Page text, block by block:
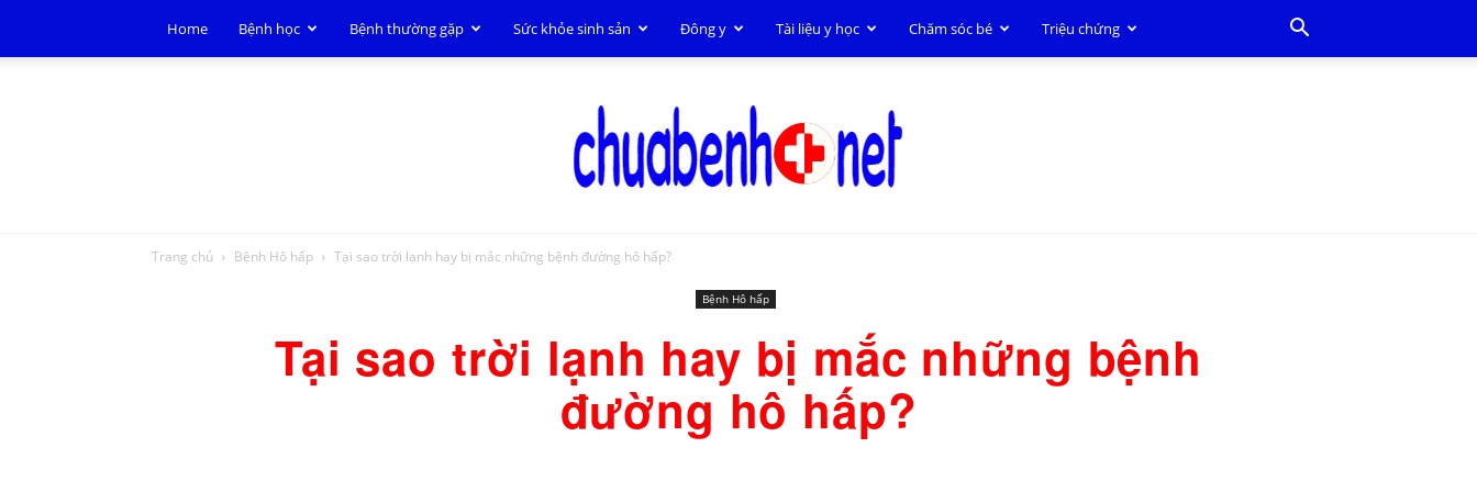
Home Bệnh học Bệnh thường gặp Sức khỏe sinh sản Đông y Tài liệu y học Chăm sóc bé Triệu chứng
Trang chủ Bệnh Hô hấp Tại sao trời lạnh hay bị mắc những bệnh đường hô hấp?
Bệnh Hô hấp
Tại sao trời lạnh hay bị mắc những bệnh
đường hô hấp?